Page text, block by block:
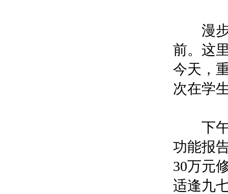
漫步
前。这
今天，
次在学
下午
功能报
30万元
适逢九